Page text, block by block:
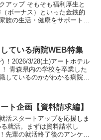
福利厚生と
族の生活・健康をサポートす
ている病院WEB特集
！2026/3/28(土)アートホテル
しているのかがわかる病院特
ト企画【資料請求編】
活スタートアップを応援しま
就活。まずは資料請求し
先輩の就活終了後のアンケー